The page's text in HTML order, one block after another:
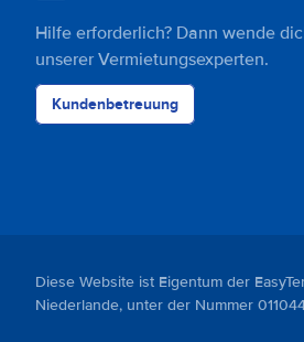
Hilfe erforderlich? Dann wende
unserer Vermietungsexperten.
Kundenbetreuung
Diese Website ist Eigentum der
Niederlande, unter der Nummer